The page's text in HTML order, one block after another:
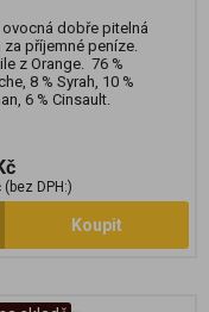
ovocná dobře pitelná
za příjemné peníze.
z Orange. 76 %
8 % Syrah, 10 %
6 % Cinsault.
(bez DPH:)
Koupit